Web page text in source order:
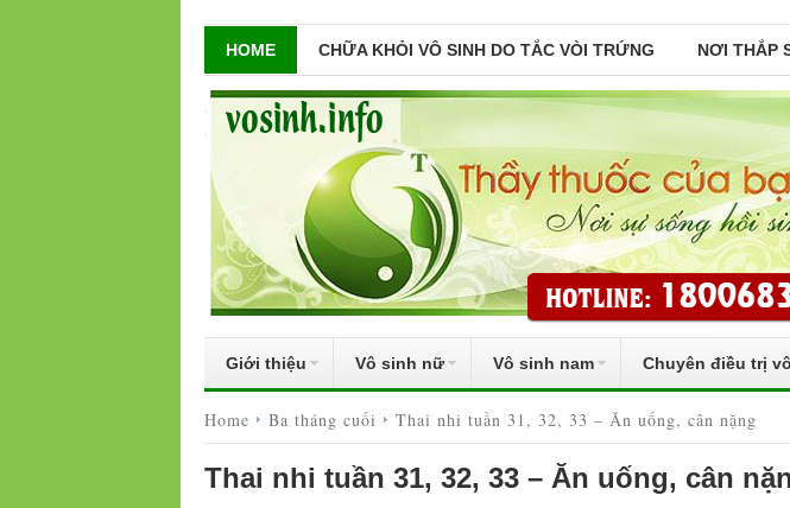
HOME CHỮA KHỎI VÔ SINH DO TẮC VÒI TRỨNG NƠI THẮP
Giới thiệu Vô sinh nữ Vô sinh nam Chuyên điều trị
Home Ba tháng cuối Thai nhi tuần 31, 32, 33 – Ăn uống, cân nặng
Thai nhi tuần 31, 32, 33 – Ăn uống, cân